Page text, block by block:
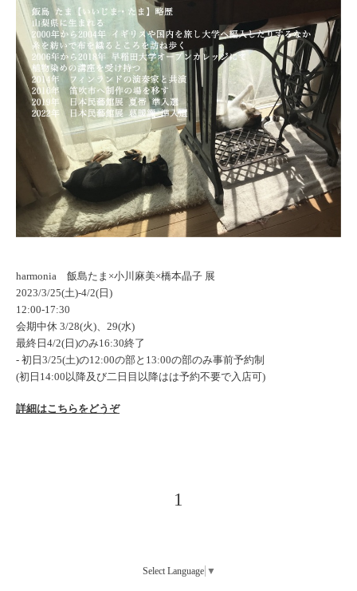
harmonia 飯島たま×小川麻美×橋本晶子 展
2023/3/25(土)-4/2(日)
12:00-17:30
会期中休 3/28(火)、29(水)
最終日4/2(日)のみ16:30終了
‐ 初日3/25(土)の12:00の部と13:00の部のみ事前予約制
(初日14:00以降及び二日目以降はは予約不要で入店可)
詳細はこちらをどうぞ
1
Select Language ▼